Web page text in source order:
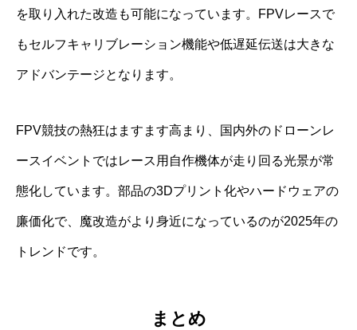
を取り入れた改造も可能になっています。FPVレースで
もセルフキャリブレーション機能や低遅延伝送は大きな
アドバンテージとなります。
FPV競技の熱狂はますます高まり、国内外のドローンレ
ースイベントではレース用自作機体が走り回る光景が常
態化しています。部品の3Dプリント化やハードウェアの
廉価化で、魔改造がより身近になっているのが2025年の
トレンドです。
まとめ